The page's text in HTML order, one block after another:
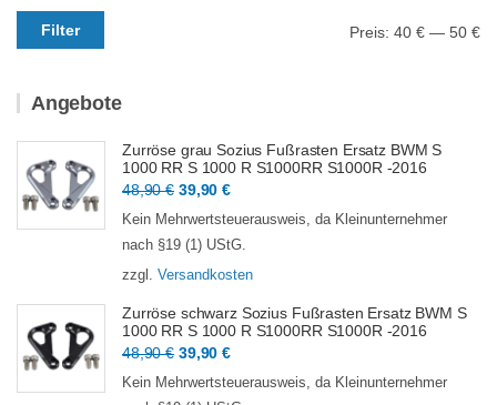
Min.
Preis
Max.
Preis
Filter Preis: 40 € — 50 €
Angebote
Zurröse grau Sozius Fußrasten Ersatz BWM S
1000 RR S 1000 R S1000RR S1000R -2016
48,90€ Ursprünglicher
Preis
war:
48,90 €
39,90€Aktueller
Preis
ist:
39,90 €.
Kein Mehrwertsteuerausweis, da Kleinunternehmer
nach §19 (1) UStG.
zzgl. Versandkosten
Zurröse schwarz Sozius Fußrasten Ersatz BWM S
1000 RR S 1000 R S1000RR S1000R -2016
48,90€ Ursprünglicher
Preis
39,90€Aktueller
Preis
Kein Mehrwertsteuerausweis, da Kleinunternehmer